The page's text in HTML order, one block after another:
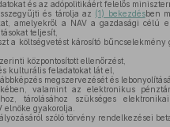
és az adópolitikáért felelős
és tárolja az (1) bekezdésben
amelyekről a NAV a gazdasági célú
teljesít,
a költségvetést károsító
központosított ellenőrzést,
kulturális feladatokat lát el,
megszervezését és
valamint az elektronikus
tárolásához szükséges
elnöke gyakorolja.
szóló törvény rendelkezései